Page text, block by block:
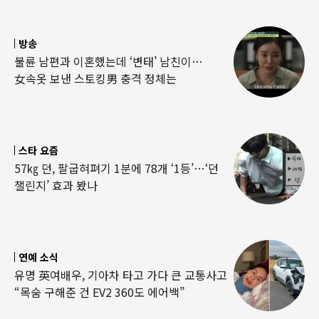
방송
불륜 남편과 이혼했는데 ‘변태’ 남친이…
女속옷 보낸 스토킹男 충격 정체는
스타 요즘
57㎏ 던, 팔굽혀펴기 1분에 78개 ‘1등’…‘던
챌린지’ 효과 봤나
연예 소식
유명 英여배우, 기아차 타고 가다 큰 교통사고
“목숨 구해준 건 EV2 360도 에어백”